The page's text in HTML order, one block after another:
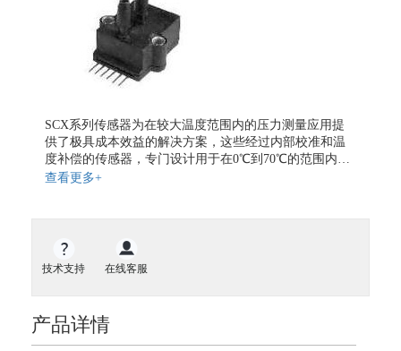
霍尔传感器
电流传感器
地磁传感器
气体传感器
开关传感器
液位传感器
扭矩传感器
振动传感器
传感器仪表
SCX系列传感器为在较大温度范围内的压力测量应用提
供了极具成本效益的解决方案，这些经过内部校准和温
度补偿的传感器，专门设计用于在0℃到70℃的范围内提
供精确、稳定的输出。该系列压力传感器可用于无腐蚀
力大小成比例。在差压传感器中允许向感应膜的任一侧
施加压力，该型传感器可用于差压和表压测量。 SCX系
列压力传感器内部包含了一集成电路和激光刻蚀的陶瓷
膜，外部则采用了紧凑的抗溶性塑料外壳进行封装。保
证了良好的耐腐蚀性和隔离外部封装应力的作用。同
时，该封装为了方便与标准的塑料压力接管进行连接，
还提供了易安装孔和压力端口。当需要对SCX系列压力
查看更多+
技术支持 在线客服
产品详情